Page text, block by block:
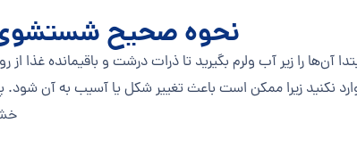
نحوه صحیح شستشوی
آن‌ها را زیر آب ولرم بگیرید تا ذرات درشت و باقیمانده
نکنید زیرا ممکن است باعث تغییر شکل یا آسیب به آن